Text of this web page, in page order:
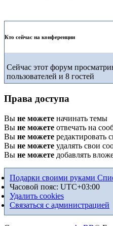
Кто сейчас на конференции
Сейчас этот форум
пользователей и 8 гостей
Права доступа
Вы не можете начинать темы
Вы не можете отвечать на
Вы не можете редактировать
Вы не можете удалять свои
Вы не можете добавлять
Подарки своими руками
Часовой пояс: UTC+03:00
Удалить cookies
Связаться с администрацией